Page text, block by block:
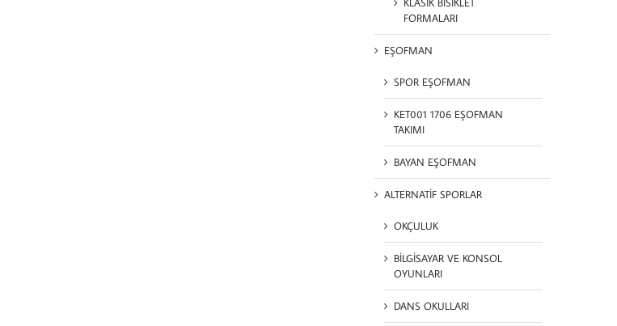
FORMALARI
EŞOFMAN
SPOR EŞOFMAN
KET001 1706 EŞOFMAN
TAKIMI
BAYAN EŞOFMAN
ALTERNATİF SPORLAR
OKÇULUK
BİLGİSAYAR VE KONSOL
OYUNLARI
DANS OKULLARI